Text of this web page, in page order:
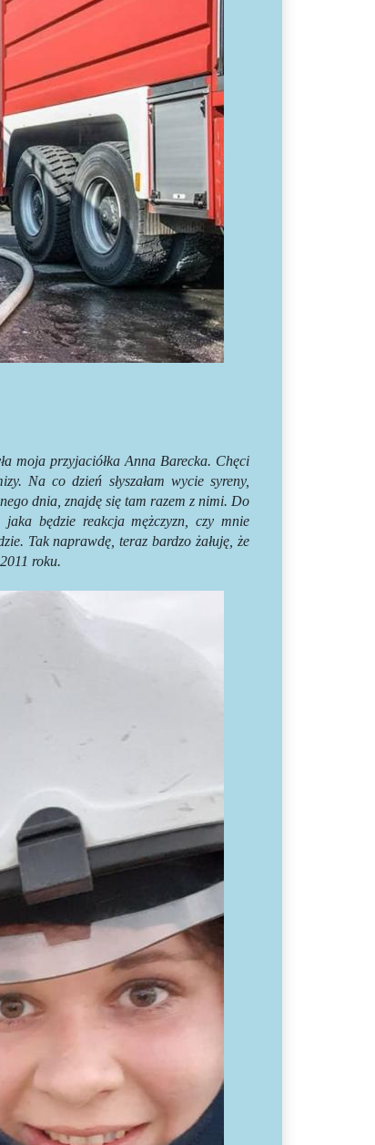
moja przyjaciółka Anna Barecka. Chęci
Na co dzień słyszałam wycie syreny,
dnia, znajdę się tam razem z nimi. Do
będzie reakcja mężczyzn, czy mnie
Tak naprawdę, teraz bardzo żałuję, że
roku.